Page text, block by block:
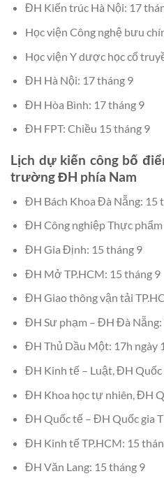
ĐH Kiến trúc Hà Nội: 17
Học viện Công nghệ bưu
Học viện Y dược học cổ
ĐH Hà Nội: 17 tháng 9
ĐH Hòa Bình: 17 tháng 9
ĐH FPT: Chiều 15 tháng 9
Lịch dự kiến công bố
trường ĐH phía Nam
ĐH Bách Khoa Đà Nẵng: 15
ĐH Công nghiệp Thực
ĐH Gia Định: 15 tháng 9
ĐH Mở TP.HCM: 15 tháng 9
ĐH Giao thông vận tải
ĐH Sư phạm – ĐH Đà Nẵng:
ĐH Thủ Dầu Một: 17h ngày
ĐH Kinh tế – Luật, ĐH Quốc
ĐH Khoa học tự nhiên, ĐH
ĐH Quốc tế – ĐH Quốc gia
ĐH Kinh tế TP.HCM: 15
ĐH Văn Lang: 15 tháng 9